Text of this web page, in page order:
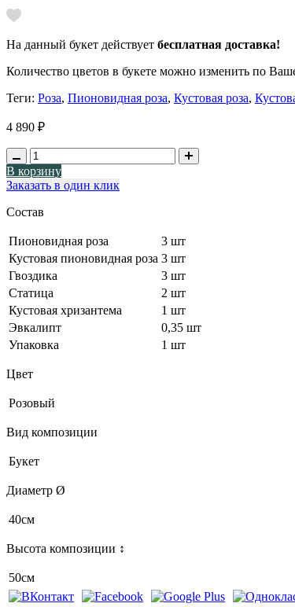
На данный букет действует бесплатная доставка!
Количество цветов в букете можно изменить по
Теги: Роза, Пионовидная роза, Кустовая роза,
4 890 ₽
В корзину
Заказать в один клик
Состав
Пионовидная роза
3 шт
Кустовая пионовидная роза 3 шт
Гвоздика
3 шт
Статица
2 шт
Кустовая хризантема
1 шт
Эвкалипт
0,35 шт
Упаковка
1 шт
Цвет
Розовый
Вид композиции
Букет
Диаметр Ø
40см
Высота композиции ↕
50см